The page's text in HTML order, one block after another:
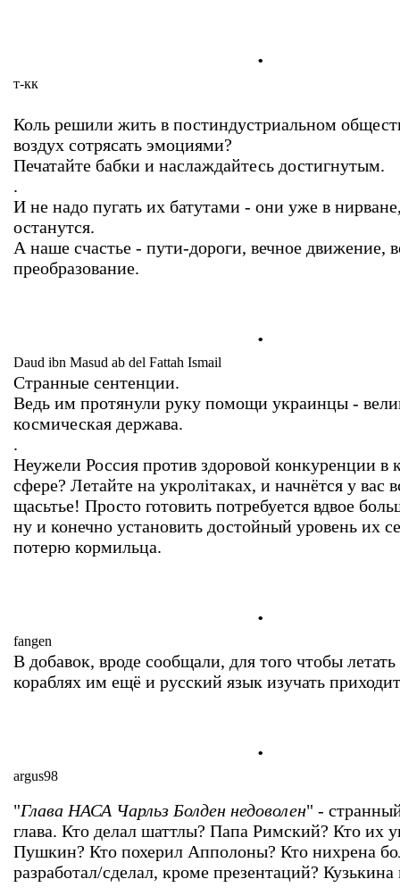
.
т-кк
Коль решили жить в постиндустриальном
воздух сотрясать эмоциями?
Печатайте бабки и наслаждайтесь достигнутым.
.
И не надо пугать их батутами - они уже в
останутся.
А наше счастье - пути-дороги, вечное движение,
преобразование.
.
Daud ibn Masud ab del Fattah Ismail
Странные сентенции.
Ведь им протянули руку помощи украинцы -
космическая держава.
.
Неужели Россия против здоровой конкуренции в
сфере? Летайте на укролiтаках, и начнётся у вас
щасьтье! Просто готовить потребуется вдвое
ну и конечно установить достойный уровень их
потерю кормильца.
.
fangen
В добавок, вроде сообщали, для того чтобы
кораблях им ещё и русский язык изучать
.
argus98
"Глава НАСА Чарльз Болден недоволен" -
глава. Кто делал шаттлы? Папа Римский? Кто их
Пушкин? Кто похерил Апполоны? Кто нихрена
разработал/сделал, кроме презентаций? Кузькина